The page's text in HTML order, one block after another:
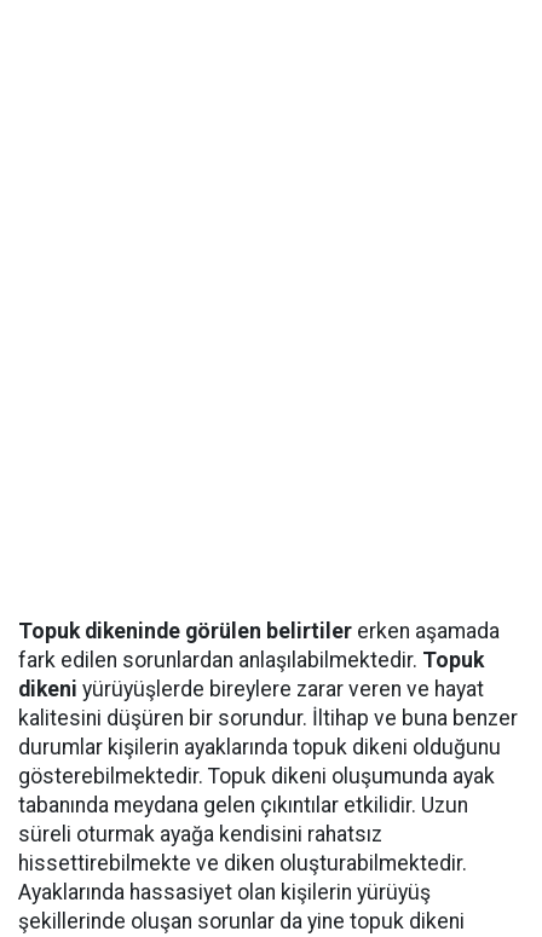
Topuk dikeninde görülen belirtiler erken aşamada
fark edilen sorunlardan anlaşılabilmektedir. Topuk
dikeni yürüyüşlerde bireylere zarar veren ve hayat
kalitesini düşüren bir sorundur. İltihap ve buna benzer
durumlar kişilerin ayaklarında topuk dikeni olduğunu
gösterebilmektedir. Topuk dikeni oluşumunda ayak
tabanında meydana gelen çıkıntılar etkilidir. Uzun
süreli oturmak ayağa kendisini rahatsız
hissettirebilmekte ve diken oluşturabilmektedir.
Ayaklarında hassasiyet olan kişilerin yürüyüş
şekillerinde oluşan sorunlar da yine topuk dikeni